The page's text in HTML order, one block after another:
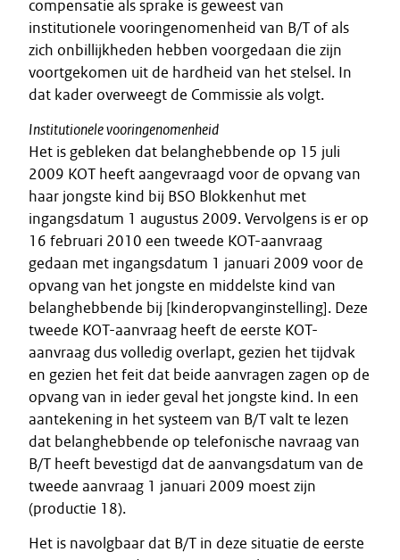
compensatie als sprake is geweest van
institutionele vooringenomenheid van B/T of als
zich onbillijkheden hebben voorgedaan die zijn
voortgekomen uit de hardheid van het stelsel. In
dat kader overweegt de Commissie als volgt.
Institutionele vooringenomenheid
Het is gebleken dat belanghebbende op 15 juli
2009 KOT heeft aangevraagd voor de opvang van
haar jongste kind bij BSO Blokkenhut met
ingangsdatum 1 augustus 2009. Vervolgens is er op
16 februari 2010 een tweede KOT-aanvraag
gedaan met ingangsdatum 1 januari 2009 voor de
opvang van het jongste en middelste kind van
belanghebbende bij [kinderopvanginstelling]. Deze
tweede KOT-aanvraag heeft de eerste KOT-
aanvraag dus volledig overlapt, gezien het tijdvak
en gezien het feit dat beide aanvragen zagen op de
opvang van in ieder geval het jongste kind. In een
aantekening in het systeem van B/T valt te lezen
dat belanghebbende op telefonische navraag van
B/T heeft bevestigd dat de aanvangsdatum van de
tweede aanvraag 1 januari 2009 moest zijn
(productie 18).
Het is navolgbaar dat B/T in deze situatie de eerste